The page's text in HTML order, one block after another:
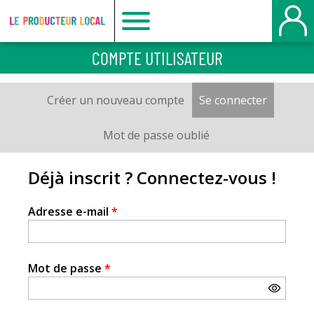
Le
producteur
local
Bois
COMPTE UTILISATEUR
OngletsCréer un nouveau compte Se connecter(onglet
Mot de passe oublié
Déjà inscrit ? Connectez-vous !
Adresse e-mail *
Mot de passe *